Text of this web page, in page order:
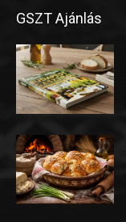
GSZT Ajánlás